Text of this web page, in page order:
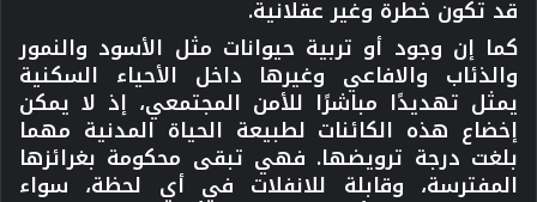
قد تكون خطرة وغير عقلانية.
كما إن وجود أو تربية حيوانات مثل الأسود والنمور
والذئاب والافاعي وغيرها داخل الأحياء السكنية
يمثل تهديدًا مباشرًا للأمن المجتمعي، إذ لا يمكن
إخضاع هذه الكائنات لطبيعة الحياة المدنية مهما
بلغت درجة ترويضها. فهي تبقى محكومة بغرائزها
المفترسة، وقابلة للانفلات في أي لحظة، سواء